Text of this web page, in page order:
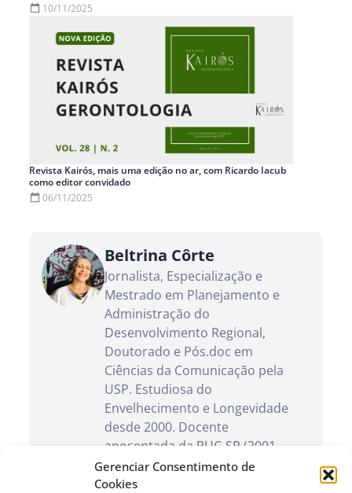
Gerenciar Consentimento de
Cookies
10/11/2025
Revista Kairós, mais uma edição no ar, com Ricardo Iacub
como editor convidado
06/11/2025
Beltrina Côrte
Jornalista, Especialização e
Mestrado em Planejamento e
Administração do
Desenvolvimento Regional,
Doutorado e Pós.doc em
Ciências da Comunicação pela
USP. Estudiosa do
Envelhecimento e Longevidade
desde 2000. Docente
aposentada da PUC-SP (2001-
2025). É pesquisadora do
Núcleo de Estudo e Pesquisa do